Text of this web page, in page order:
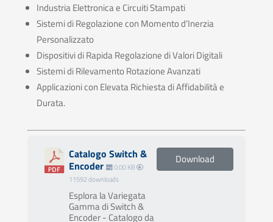
Industria Elettronica e Circuiti Stampati
Sistemi di Regolazione con Momento d’Inerzia
Personalizzato
Dispositivi di Rapida Regolazione di Valori Digitali
Sistemi di Rilevamento Rotazione Avanzati
Applicazioni con Elevata Richiesta di Affidabilità e
Durata.
Catalogo Switch &
Encoder
0.00 KB
11592 downloads
Esplora la Variegata
Gamma di Switch &
Encoder - Catalogo da
Download